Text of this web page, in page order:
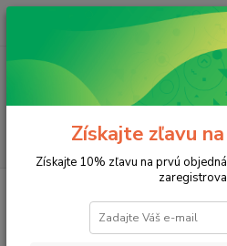
(Po-Pia, 8-17 hod.)
Príslušenstvo
Klúč MP TOOL -
Získajte zľavu
Získajte 10% zľavu na prvú